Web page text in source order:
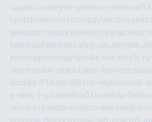
raszar.ruvskrytie-zamkov-
lipetsktelecom.ru
seksuzb.ru
fabrikaofabrikaokuhny.ru
kuhnyaykuhnyayfabrika.rue-abis1c.ru
store-brawl-stars.rukts-services.ru
sindika-01.rusp-life.rux-legion.rusib-
e-abis-1-c.rusindika01.ruvenda-
store-brawlstars.rudooraleksandria.ru
antenna-highly.ru mine-lab-msk.ru1-